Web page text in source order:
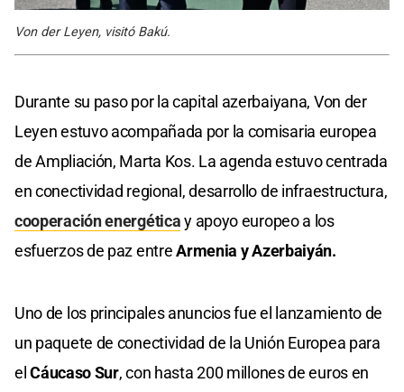
Von der Leyen, visitó Bakú.
Durante su paso por la capital azerbaiyana, Von der
Leyen estuvo acompañada por la comisaria europea
de Ampliación, Marta Kos. La agenda estuvo centrada
en conectividad regional, desarrollo de infraestructura,
cooperación energéticay apoyo europeo a los
esfuerzos de paz entreArmenia y Azerbaiyán.
Uno de los principales anuncios fue el lanzamiento de
un paquete de conectividad de la Unión Europea para
elCáucaso Sur, con hasta 200 millones de euros en